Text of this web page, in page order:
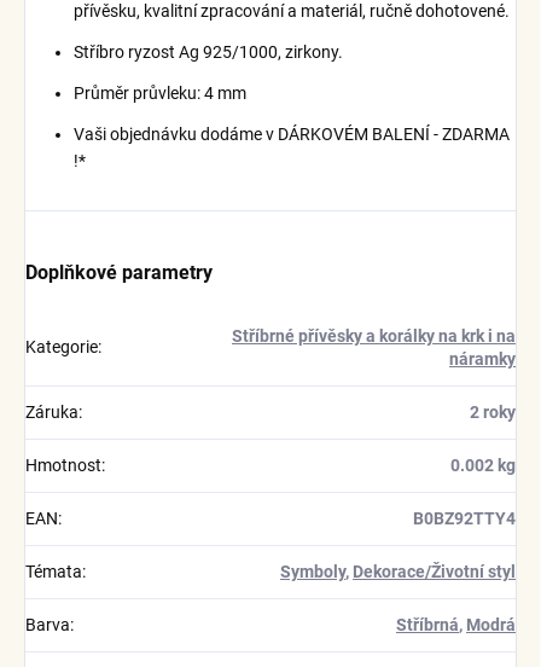
přívěsku, kvalitní zpracování a materiál, ručně dohotovené.
Stříbro ryzost Ag 925/1000, zirkony.
Průměr průvleku: 4 mm
Vaši objednávku dodáme v DÁRKOVÉM BALENÍ - ZDARMA
!*
Doplňkové parametry
Kategorie:
Stříbrné přívěsky a korálky na krk i na
náramky
Záruka: 2 roky
Hmotnost: 0.002 kg
EAN: B0BZ92TTY4
Témata: Symboly, Dekorace/Životní styl
Barva: Stříbrná, Modrá